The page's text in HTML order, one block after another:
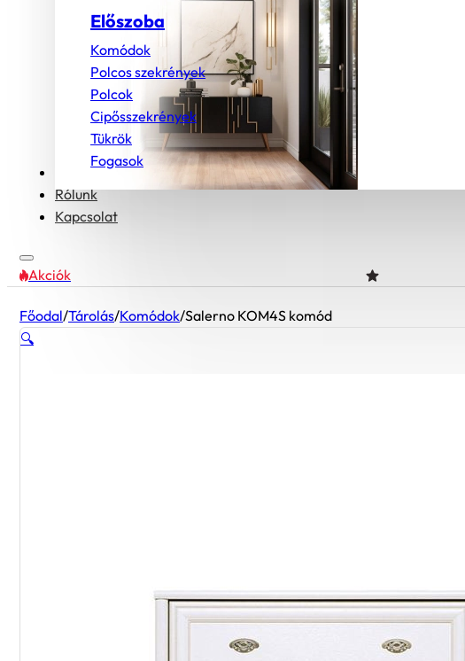
Előszoba
Komódok
Polcos szekrények
Polcok
Cipősszekrények
Tükrök
Fogasok
Bútorcsaládok
Rólunk
Kapcsolat
Akciók
Főodal/Tárolás/Komódok/Salerno KOM4S komód
🔍